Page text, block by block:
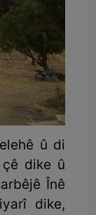
û di
dike û
Înê
dike,